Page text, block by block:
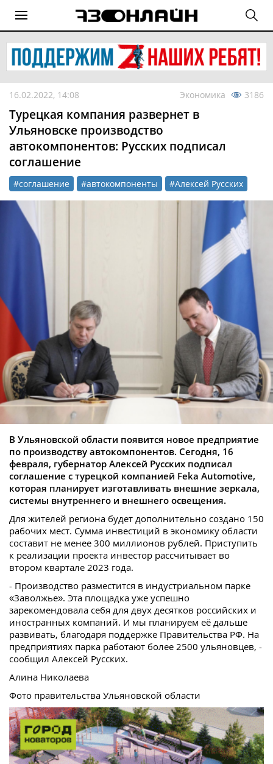
16.02.2022, 14:08 Экономика 3186
Турецкая компания развернет в
Ульяновске производство
автокомпонентов: Русских подписал
соглашение
#соглашение #автокомпоненты #Алексей Русских
В Ульяновской области появится новое предприятие
по производству автокомпонентов. Сегодня, 16
февраля, губернатор Алексей Русских подписал
соглашение с турецкой компанией Feka Automotive,
которая планирует изготавливать внешние зеркала,
системы внутреннего и внешнего освещения.
Для жителей региона будет дополнительно создано 150
рабочих мест. Сумма инвестиций в экономику области
составит не менее 300 миллионов рублей. Приступить
к реализации проекта инвестор рассчитывает во
втором квартале 2023 года.
- Производство разместится в индустриальном парке
«Заволжье». Эта площадка уже успешно
зарекомендовала себя для двух десятков российских и
иностранных компаний. И мы планируем её дальше
развивать, благодаря поддержке Правительства РФ. На
предприятиях парка работают более 2500 ульяновцев, -
сообщил Алексей Русских.
Алина Николаева
Фото правительства Ульяновской области